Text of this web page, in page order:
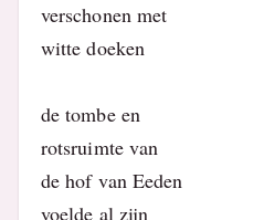
verschonen met
witte doeken
de tombe en
rotsruimte van
de hof van Eeden
voelde al zijn